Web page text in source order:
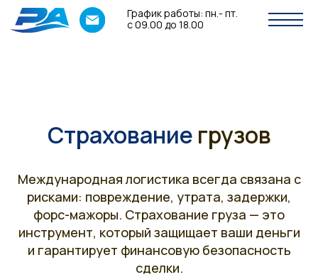
График работы: пн.- пт.
с 09.00 до 18.00
Страхование грузов
Международная логистика всегда связана с
рисками: повреждение, утрата, задержки,
форс-мажоры. Страхование груза — это
инструмент, который защищает ваши деньги
и гарантирует финансовую безопасность
сделки.